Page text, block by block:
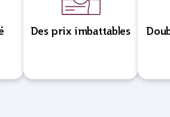
Des prix imbattables